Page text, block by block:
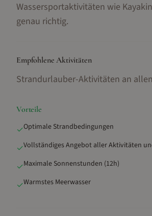
Wassersportaktivitäten wie
genau richtig.
Empfohlene Aktivitäten
Strandurlauber-Aktivitäten an
Vorteile
✓Optimale Strandbedingungen
✓Vollständiges Angebot aller Aktivitäten
✓Maximale Sonnenstunden (12h)
✓Warmstes Meerwasser